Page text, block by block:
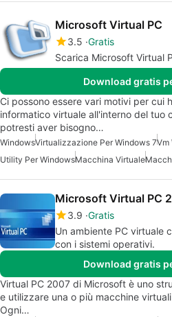
Microsoft Virtual PC
3.5 Gratis
Scarica Microsoft Virtual
Download gratis
Ci possono essere vari motivi per cui
informatico virtuale all'interno del tuo
potresti aver bisogno…
WindowsVirtualizzazione Per Windows 7Vm
Utility Per WindowsMacchina Virtuale
Microsoft Virtual PC
3.9 Gratis
Un ambiente PC virtuale
con i sistemi operativi.
Download gratis
Virtual PC 2007 di Microsoft è uno
e utilizzare una o più macchine
Ogni…